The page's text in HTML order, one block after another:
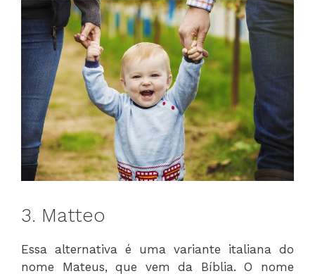
3. Matteo
Essa alternativa é uma variante italiana do
nome Mateus, que vem da Bíblia. O nome